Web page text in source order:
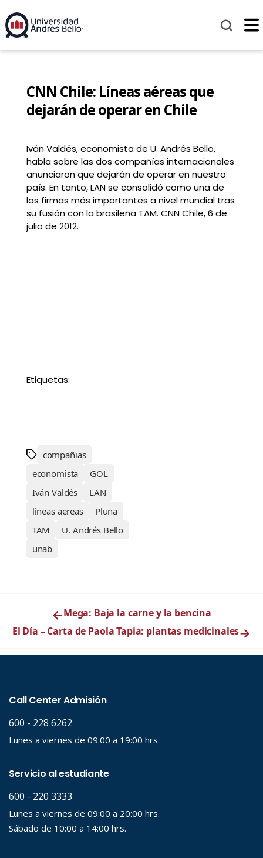
CNN Chile: Líneas aéreas que
dejarán de operar en Chile
Iván Valdés, economista de U. Andrés Bello,
habla sobre las dos compañías internacionales
anunciaron que dejarán de operar en nuestro
país. En tanto, LAN se consolidó como una de
las firmas más importantes a nivel mundial tras
su fusión con la brasileña TAM. CNN Chile, 6 de
julio de 2012.
Etiquetas:
compañias
economista
GOL
Iván Valdés
LAN
lineas aereas
Pluna
TAM
U. Andrés Bello
unab
←Mega: Baja la carne y la bencina
El Día – Carta de Paola Tapia: plantas medicinales→